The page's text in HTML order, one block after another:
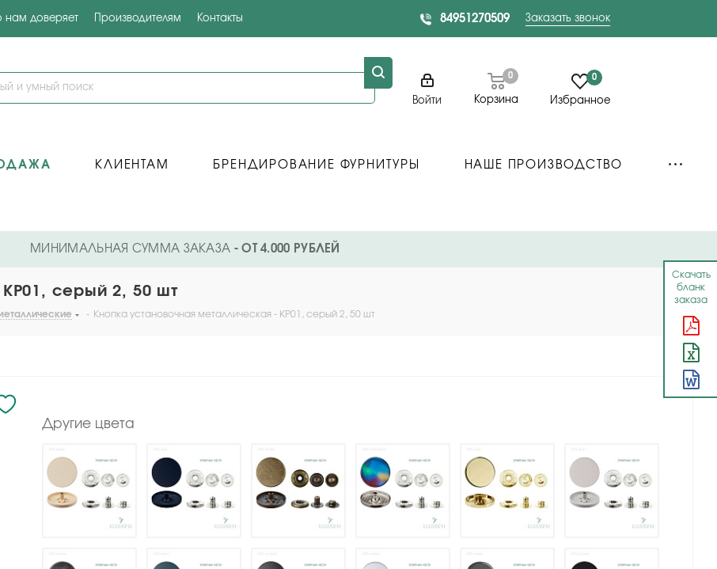
Скачать
бланк
заказа
нам доверяет Производителям Контакты 84951270509 Заказать звонок
Войти Корзина
0 0
Избранное
КЛИЕНТАМ БРЕНДИРОВАНИЕ ФУРНИТУРЫ НАШЕ ПРОИЗВОДСТВО
МИНИМАЛЬНАЯ СУММА ЗАКАЗА - ОТ 4.000 РУБЛЕЙ
серый 2, 50 шт
- Кнопка установочная металлическая - KP01, серый 2, 50 шт
Другие цвета